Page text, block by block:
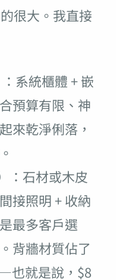
很大。我直接
系統櫃體 + 嵌
預算有限、神
來乾淨俐落，
：石材或木皮
接照明 + 收納
最多客戶選
背牆材質佔了
也就是說，$8